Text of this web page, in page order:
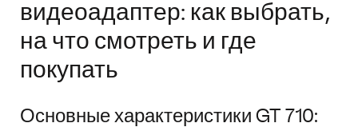
видеоадаптер: как выбрать,
на что смотреть и где
покупать
Основные характеристики GT 710: